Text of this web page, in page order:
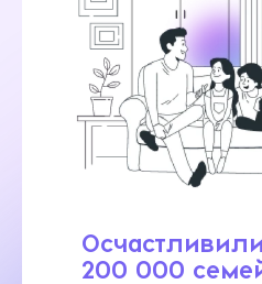
200 000